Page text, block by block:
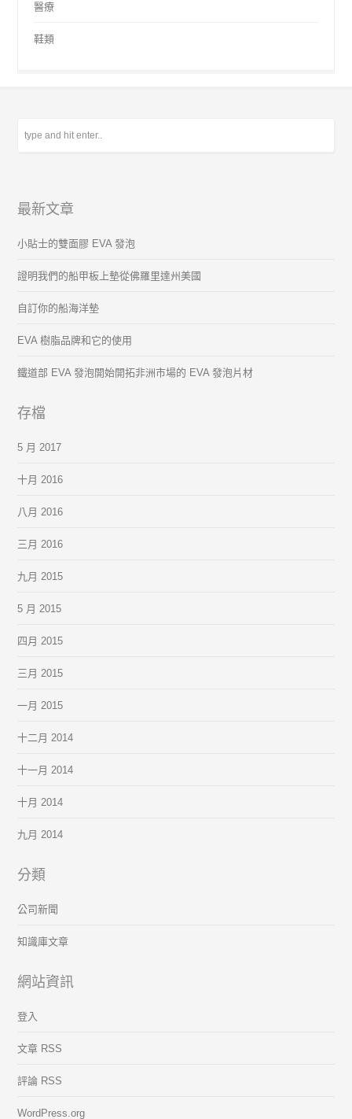
醫療
鞋類
最新文章
小貼士的雙面膠 EVA 發泡
證明我們的船甲板上墊從佛羅里達州美國
自訂你的船海洋墊
EVA 樹脂品牌和它的使用
鐵道部 EVA 發泡開始開拓非洲市場的 EVA 發泡片材
存檔
5 月 2017
十月 2016
八月 2016
三月 2016
九月 2015
5 月 2015
四月 2015
三月 2015
一月 2015
十二月 2014
十一月 2014
十月 2014
九月 2014
分類
公司新聞
知識庫文章
網站資訊
登入
文章 RSS
評論 RSS
WordPress.org